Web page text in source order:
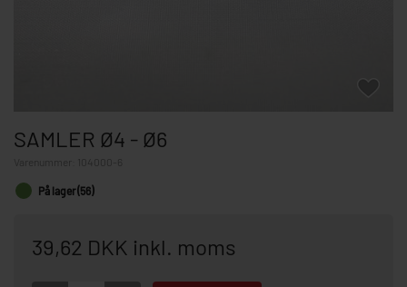
SAMLER Ø4 - Ø6
104000-6
På lager (56)
39,62 DKK inkl. moms